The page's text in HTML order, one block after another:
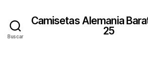
Buscar
Camisetas Alemania
25